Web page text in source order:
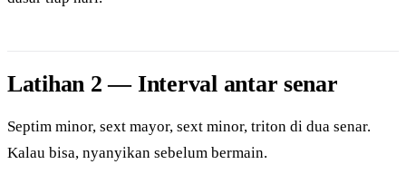
Latihan 2 — Interval antar senar
Septim minor, sext mayor, sext minor, triton di dua senar.
Kalau bisa, nyanyikan sebelum bermain.